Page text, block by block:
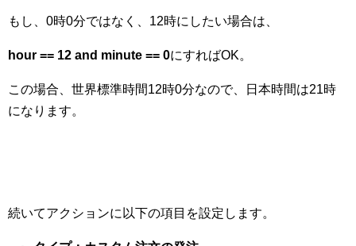
もし、0時0分ではなく、12時にしたい場合は、
hour == 12 and minute == 0にすればOK。
この場合、世界標準時間12時0分なので、日本時間は21時
になります。
続いてアクションに以下の項目を設定します。